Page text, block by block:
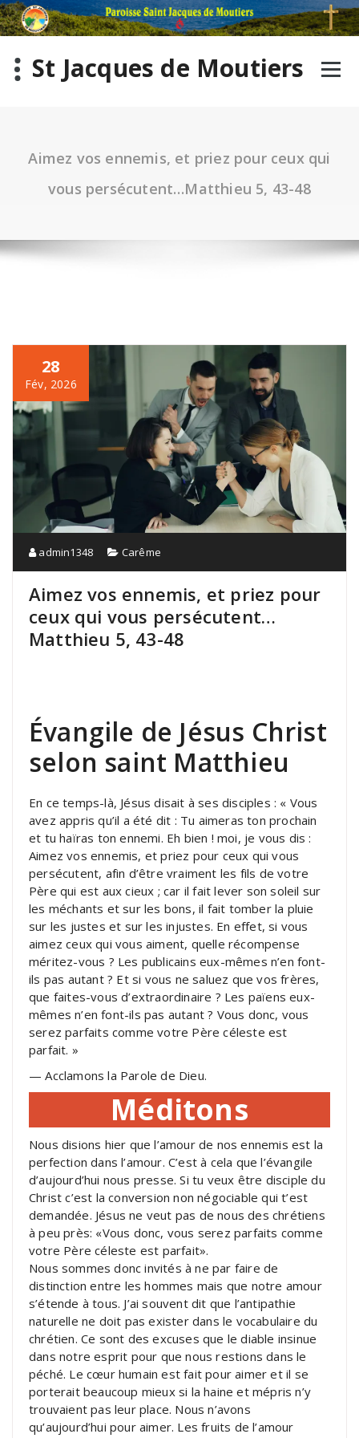
St Jacques de Moutiers
Aimez vos ennemis, et priez pour ceux qui
vous persécutent…Matthieu 5, 43-48
28
Fév, 2026
admin1348 Carême
Aimez vos ennemis, et priez pour
ceux qui vous persécutent…
Matthieu 5, 43-48
Évangile de Jésus Christ
selon saint Matthieu
En ce temps-là, Jésus disait à ses disciples : « Vous
avez appris qu’il a été dit : Tu aimeras ton prochain
et tu haïras ton ennemi. Eh bien ! moi, je vous dis :
Aimez vos ennemis, et priez pour ceux qui vous
persécutent, afin d’être vraiment les fils de votre
Père qui est aux cieux ; car il fait lever son soleil sur
les méchants et sur les bons, il fait tomber la pluie
sur les justes et sur les injustes. En effet, si vous
aimez ceux qui vous aiment, quelle récompense
méritez-vous ? Les publicains eux-mêmes n’en font-
ils pas autant ? Et si vous ne saluez que vos frères,
que faites-vous d’extraordinaire ? Les païens eux-
mêmes n’en font-ils pas autant ? Vous donc, vous
serez parfaits comme votre Père céleste est
parfait. »
— Acclamons la Parole de Dieu.
Méditons
Nous disions hier que l’amour de nos ennemis est la
perfection dans l’amour. C’est à cela que l’évangile
d’aujourd’hui nous presse. Si tu veux être disciple du
Christ c’est la conversion non négociable qui t’est
demandée. Jésus ne veut pas de nous des chrétiens
à peu près: «Vous donc, vous serez parfaits comme
votre Père céleste est parfait».
Nous sommes donc invités à ne par faire de
distinction entre les hommes mais que notre amour
s’étende à tous. J’ai souvent dit que l’antipathie
naturelle ne doit pas exister dans le vocabulaire du
chrétien. Ce sont des excuses que le diable insinue
dans notre esprit pour que nous restions dans le
péché. Le cœur humain est fait pour aimer et il se
porterait beaucoup mieux si la haine et mépris n’y
trouvaient pas leur place. Nous n’avons
qu’aujourd’hui pour aimer. Les fruits de l’amour